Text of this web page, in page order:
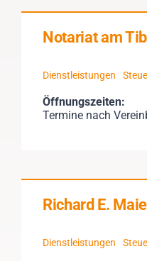
Notariat am
Dienstleistungen
Öffnungszeiten:
Termine nach
Richard E.
Dienstleistungen